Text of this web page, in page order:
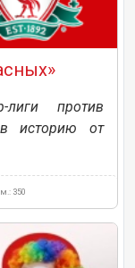
против
в историю от
350